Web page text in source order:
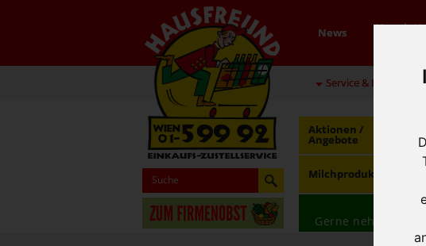
News
Service & Infos
Aktionen /
Angebote
Milchprodukte
Gerne nehmen